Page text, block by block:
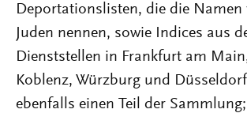
Deportationslisten, die die Namen
Juden nennen, sowie Indices aus
Dienststellen in Frankfurt am
Koblenz, Würzburg und
ebenfalls einen Teil der